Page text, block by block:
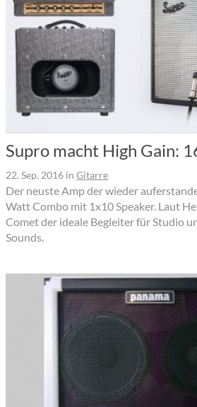
Supro macht High Gain:
22. Sep. 2016 in Gitarre
Der neuste Amp der wieder
Watt Combo mit 1x10 Speaker. Laut
Comet der ideale Begleiter für Studio
Sounds.